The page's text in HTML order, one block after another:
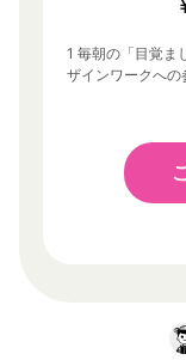
1 毎朝の「目覚ま
ザインワークへの